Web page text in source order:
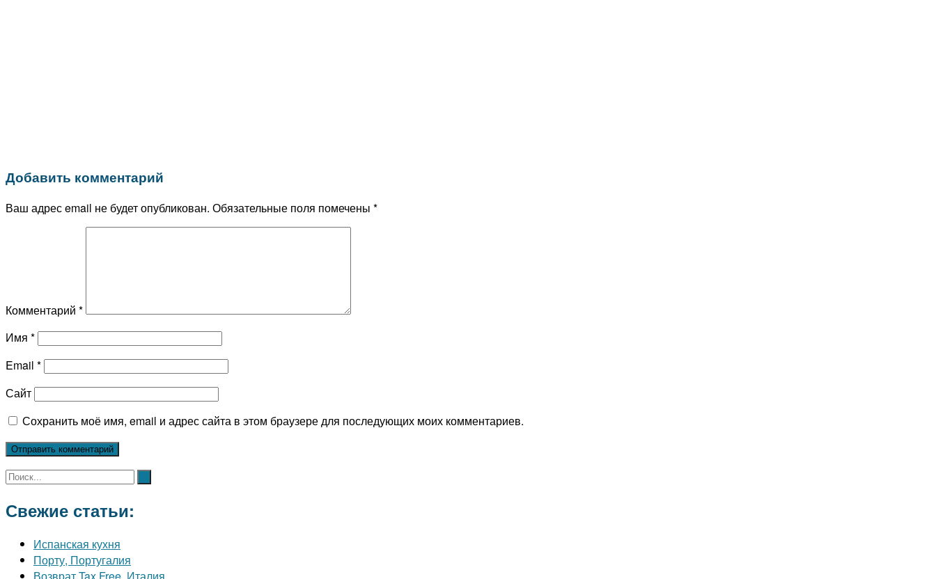
Добавить комментарий
Ваш адрес email не будет опубликован. Обязательные поля помечены *
Комментарий *
Имя *
Email *
Сайт
Сохранить моё имя, email и адрес сайта в этом браузере для последующих моих комментариев.
Свежие статьи:
Испанская кухня
Порту, Португалия
Возврат Tax Free, Италия